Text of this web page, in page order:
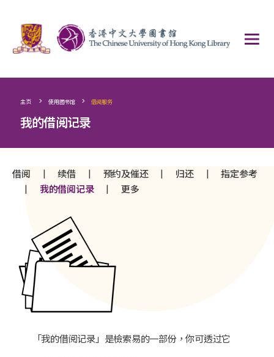
主页 > 使用图书馆 > 借阅服务
我的借阅记录
借阅 | 续借 | 预约及催还 | 归还 | 指定参考
| 我的借阅记录 | 更多
「我的借阅记录」是檢索易的一部份，你可透过它